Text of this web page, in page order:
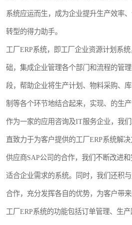
系统应运而生，成为企业提升生产效率
转型的得力助手。
工厂ERP系统，即工厂企业资源计划系
础，集成企业管理各个部门和流程的管
段，帮助企业将生产计划、物料采购、
制等各个环节地结合起来，实现、的生产
作为一家的应用咨询及IT服务企业，我
直致力于为客户提供的工厂ERP系统解
供应商SAP公司的合作，我们不断改进
适合企业需求的系统。同时，我们还积
合作，充分发挥各自的优势，为客户带来
工厂ERP系统的功能包括订单管理、生
食品厂erp系统
玩具厂erp系统 五
印刷厂erp系统 制
制衣厂erp系统